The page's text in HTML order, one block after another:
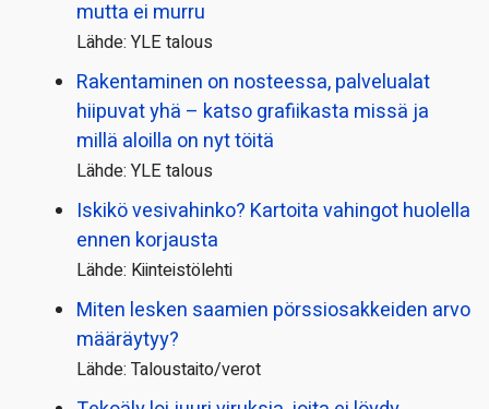
mutta ei murru
Lähde: YLE talous
Rakentaminen on nosteessa, palvelualat
hiipuvat yhä – katso grafiikasta missä ja
millä aloilla on nyt töitä
Lähde: YLE talous
Iskikö vesivahinko? Kartoita vahingot huolella
ennen korjausta
Lähde: Kiinteistölehti
Miten lesken saamien pörssi­osakkeiden arvo
määräytyy?
Lähde: Taloustaito/verot